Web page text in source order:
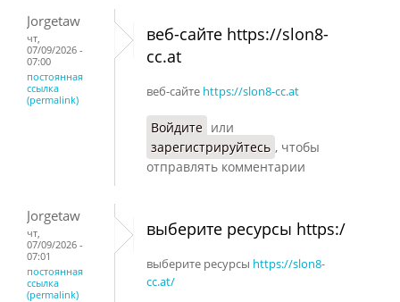
Jorgetaw
чт,
07/09/2026 -
07:00
постоянная
ссылка
(permalink)
веб-сайте https://slon8-
cc.at
веб-сайте https://slon8-cc.at
Войдите или
зарегистрируйтесь , чтобы
отправлять комментарии
Jorgetaw
чт,
07/09/2026 -
07:01
постоянная
ссылка
(permalink)
выберите ресурсы https:/
выберите ресурсы https://slon8-
cc.at/